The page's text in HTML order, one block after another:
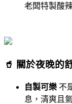
老闆特製酸
🥤 關於夜晚的
自製可樂 不
息，清爽且